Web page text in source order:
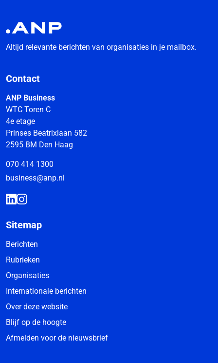
Altijd relevante berichten van organisaties in je mailbox.
Contact
ANP Business
WTC Toren C
4e etage
Prinses Beatrixlaan 582
2595 BM Den Haag
070 414 1300
business@anp.nl
Sitemap
Berichten
Rubrieken
Organisaties
Internationale berichten
Over deze website
Blijf op de hoogte
Afmelden voor de nieuwsbrief